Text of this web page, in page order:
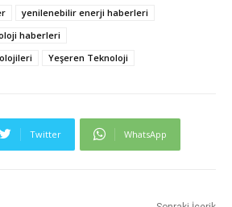
yenilenebilir enerji haberleri
haberleri
Yeşeren Teknoloji
Twitter WhatsApp